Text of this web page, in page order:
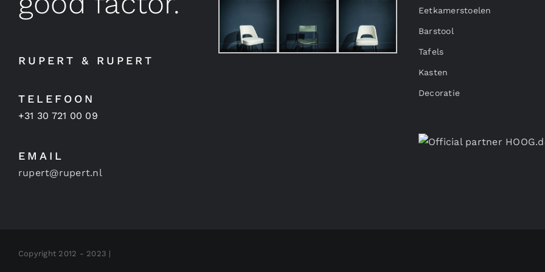
RUPERT & RUPERT
TELEFOON
+31 30 721 00 09
EMAIL
rupert@rupert.nl
Eetkamerstoelen
Barstool
Tafels
Kasten
Decoratie
Copyright 2012 - 2023 |